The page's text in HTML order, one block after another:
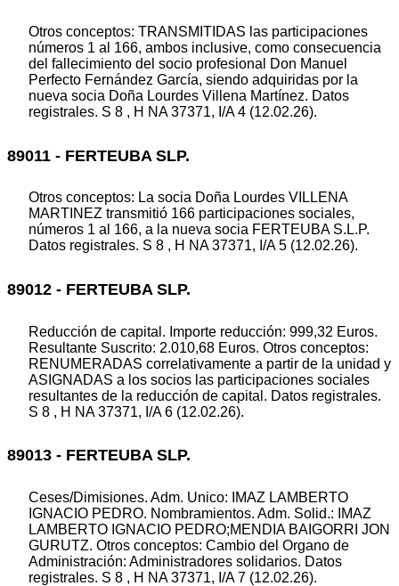
Otros conceptos: TRANSMITIDAS las participaciones
números 1 al 166, ambos inclusive, como consecuencia
del fallecimiento del socio profesional Don Manuel
Perfecto Fernández García, siendo adquiridas por la
nueva socia Doña Lourdes Villena Martínez. Datos
registrales. S 8 , H NA 37371, I/A 4 (12.02.26).
89011 - FERTEUBA SLP.
Otros conceptos: La socia Doña Lourdes VILLENA
MARTINEZ transmitió 166 participaciones sociales,
números 1 al 166, a la nueva socia FERTEUBA S.L.P.
Datos registrales. S 8 , H NA 37371, I/A 5 (12.02.26).
89012 - FERTEUBA SLP.
Reducción de capital. Importe reducción: 999,32 Euros.
Resultante Suscrito: 2.010,68 Euros. Otros conceptos:
RENUMERADAS correlativamente a partir de la unidad y
ASIGNADAS a los socios las participaciones sociales
resultantes de la reducción de capital. Datos registrales.
S 8 , H NA 37371, I/A 6 (12.02.26).
89013 - FERTEUBA SLP.
Ceses/Dimisiones. Adm. Unico: IMAZ LAMBERTO
IGNACIO PEDRO. Nombramientos. Adm. Solid.: IMAZ
LAMBERTO IGNACIO PEDRO;MENDIA BAIGORRI JON
GURUTZ. Otros conceptos: Cambio del Organo de
Administración: Administradores solidarios. Datos
registrales. S 8 , H NA 37371, I/A 7 (12.02.26).